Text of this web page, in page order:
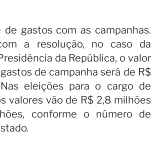
de gastos com as campanhas.
a resolução, no caso da
da República, o valor
de campanha será de R$
eleições para o cargo de
valores vão de R$ 2,8 milhões
conforme o número de